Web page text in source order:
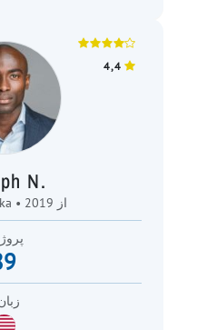
4,4
N.
Nordamerika • از 2019